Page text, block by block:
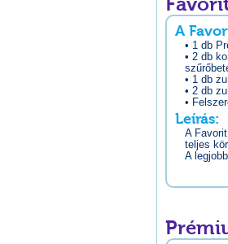
A
• 1 db
• 2 db
• 1 db
• 2 db
•
Leírás:
A
teljes
A